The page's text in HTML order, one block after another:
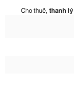
Cho thuê, thanh lý